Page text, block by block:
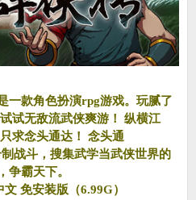
一款角色扮演rpg游戏。玩腻了
试无敌流武侠爽游！ 纵横江
求念头通达！ 念头通
战斗，搜集武学当武侠世界的
争霸天下。
免安装版（6.99G）